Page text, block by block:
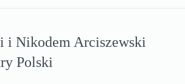
i Nikodem Arciszewski
Polski